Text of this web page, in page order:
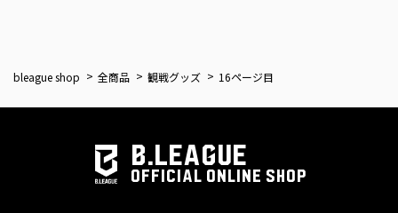
bleague shop 全商品 観戦グッズ 16ページ目
B.LEAGUE
OFFICIAL ONLINE SHOP